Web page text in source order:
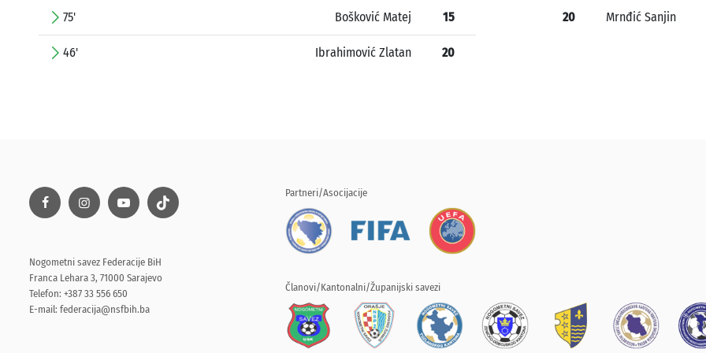
75' Bošković Matej 15
46' Ibrahimović Zlatan 20
20 Mrnđić Sanjin
Nogometni savez Federacije BiH
Franca Lehara 3, 71000 Sarajevo
Telefon: +387 33 556 650
E-mail: federacija@nsfbih.ba
Partneri/Asocijacije
Članovi/Kantonalni/Županijski savezi